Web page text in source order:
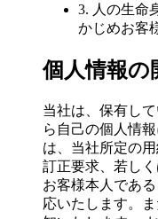
3. 人の生命
かじめお客
個人情報の
当社は、保有し
ら自己の個人情
は、当社所定の
訂正要求、若し
お客様本人であ
応いたします。